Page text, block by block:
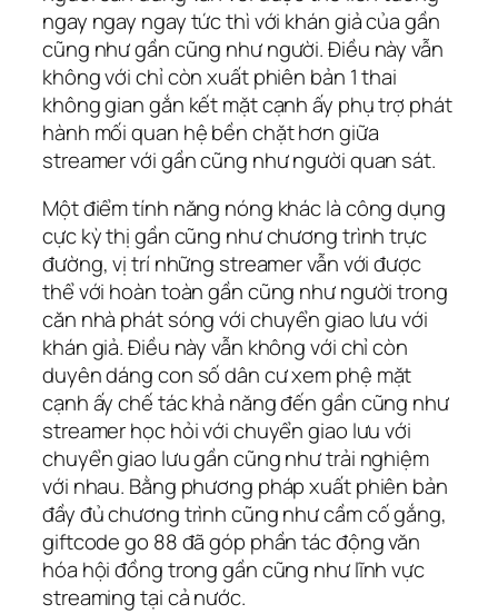
ngay ngay ngay tức thì với khán giả của gần
cũng như gần cũng như người. Điều này vẫn
không với chỉ còn xuất phiên bản 1 thai
không gian gắn kết mặt cạnh ấy phụ trợ phát
hành mối quan hệ bền chặt hơn giữa
streamer với gần cũng như người quan sát.
Một điểm tính năng nóng khác là công dụng
cực kỳ thị gần cũng như chương trình trực
đường, vị trí những streamer vẫn với được
thể với hoàn toàn gần cũng như người trong
căn nhà phát sóng với chuyển giao lưu với
khán giả. Điều này vẫn không với chỉ còn
duyên dáng con số dân cư xem phệ mặt
cạnh ấy chế tác khả năng đến gần cũng như
streamer học hỏi với chuyển giao lưu với
chuyển giao lưu gần cũng như trải nghiệm
với nhau. Bằng phương pháp xuất phiên bản
đầy đủ chương trình cũng như cầm cố gắng,
giftcode go 88 đã góp phần tác động văn
hóa hội đồng trong gần cũng như lĩnh vực
streaming tại cả nước.